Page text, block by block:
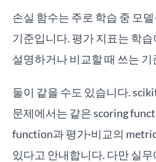
손실 함수는 주로 학습 중 모
기준입니다. 평가 지표는 학
설명하거나 비교할 때 쓰는 기
둘이 같을 수도 있습니다.
문제에서는 같은 scoring
function과 평가·비교의
있다고 안내합니다. 다만 실